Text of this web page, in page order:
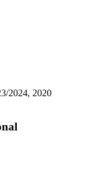
2024, 2020